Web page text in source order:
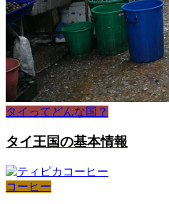
タイってどんな国？
タイ王国の基本情報
コーヒー